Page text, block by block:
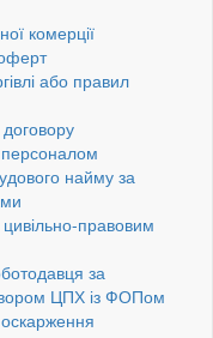
комерції
або правил
персоналом
найму за
правовим
за
ЦПХ із ФОПом
оскарження